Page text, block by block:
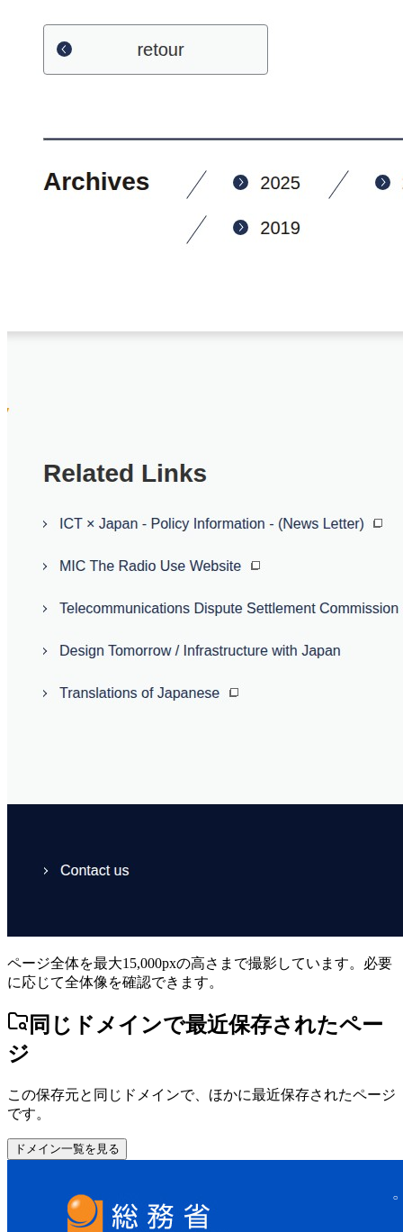
ページ全体を最大15,000pxの高さまで撮影しています。必要
に応じて全体像を確認できます。
同じドメインで最近保存されたペー
ジ
この保存元と同じドメインで、ほかに最近保存されたページ
です。
ドメイン一覧を見る